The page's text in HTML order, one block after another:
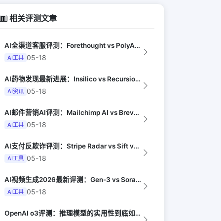
相关评测文章
AI全渠道客服评测：Forethought vs PolyAI vs Ada（G...
AI工具 05-18
AI药物发现最新进展：Insilico vs Recursion vs Isom...
AI资讯 05-18
AI邮件营销AI评测：Mailchimp AI vs Brevo AI vs K...
AI工具 05-18
AI支付反欺诈评测：Stripe Radar vs Sift vs Signif...
AI工具 05-18
AI视频生成2026最新评测：Gen-3 vs Sora vs Kling vs...
AI工具 05-18
OpenAI o3评测：推理模型的实用性到底如何（Anil Dash）